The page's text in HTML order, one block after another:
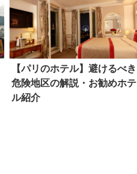
【パリのホテル】避けるべき
危険地区の解説・お勧めホテ
ル紹介